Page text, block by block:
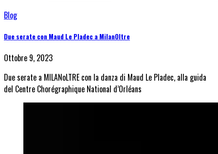
Blog
Due serate con Maud Le Pladec a MilanOltre
Ottobre 9, 2023
Due serate a MILANoLTRE con la danza di Maud Le Pladec, alla guida
del Centre Chorégraphique National d’Orléans